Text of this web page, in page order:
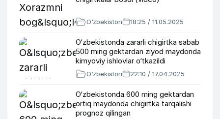
O‘zbekiston 18:25 / 11.05.2025
O‘zbekistonda zararli chigirtka sabab
500 ming gektardan ziyod maydonda
kimyoviy ishlovlar o‘tkazildi
O‘zbekiston 22:10 / 17.04.2025
O‘zbekistonda 600 ming gektardan
ortiq maydonda chigirtka tarqalishi
prognoz qilingan